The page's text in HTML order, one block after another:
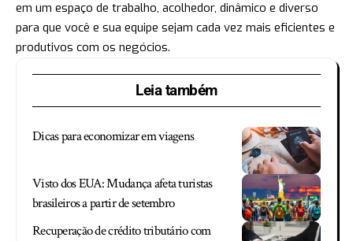
em um espaço de trabalho, acolhedor, dinâmico e diverso
para que você e sua equipe sejam cada vez mais eficientes e
produtivos com os negócios.
Leia também
Dicas para economizar em viagens
Visto dos EUA: Mudança afeta turistas
brasileiros a partir de setembro
Recuperação de crédito tributário com